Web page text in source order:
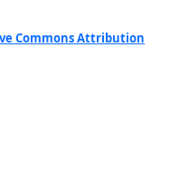
Commons Attribution